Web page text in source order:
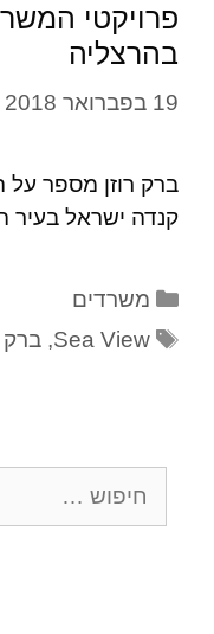
פרויקטי
בהרצליה
19 בפברואר 2018
ברק רוזן מספר
קנדה ישראל בעיר
משרדים
Sea View
,ברק